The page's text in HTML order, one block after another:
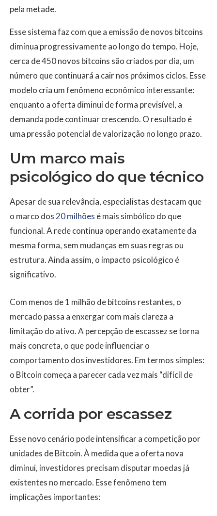
pela metade.
Esse sistema faz com que a emissão de novos bitcoins
diminua progressivamente ao longo do tempo. Hoje,
cerca de 450 novos bitcoins são criados por dia, um
número que continuará a cair nos próximos ciclos. Esse
modelo cria um fenômeno econômico interessante:
enquanto a oferta diminui de forma previsível, a
demanda pode continuar crescendo. O resultado é
uma pressão potencial de valorização no longo prazo.
Um marco mais
psicológico do que técnico
Apesar de sua relevância, especialistas destacam que
o marco dos 20 milhões é mais simbólico do que
funcional. A rede continua operando exatamente da
mesma forma, sem mudanças em suas regras ou
estrutura. Ainda assim, o impacto psicológico é
significativo.
Com menos de 1 milhão de bitcoins restantes, o
mercado passa a enxergar com mais clareza a
limitação do ativo. A percepção de escassez se torna
mais concreta, o que pode influenciar o
comportamento dos investidores. Em termos simples:
o Bitcoin começa a parecer cada vez mais “difícil de
obter”.
A corrida por escassez
Esse novo cenário pode intensificar a competição por
unidades de Bitcoin. À medida que a oferta nova
diminui, investidores precisam disputar moedas já
existentes no mercado. Esse fenômeno tem
implicações importantes: